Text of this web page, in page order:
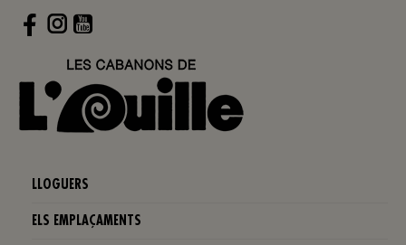
Instagram
LLOGUERS
ELS EMPLAÇAMENTS